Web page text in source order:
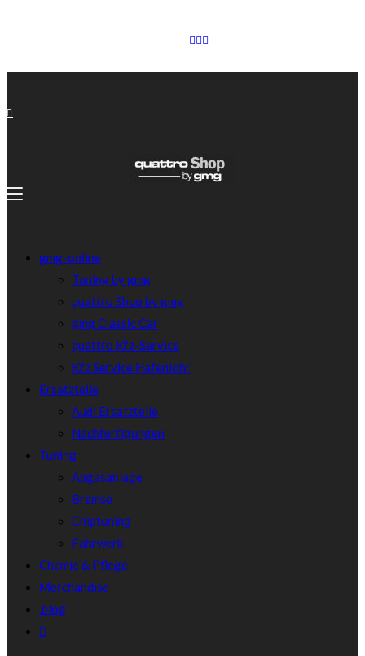
gmg-online
Tuning by gmg
quattro Shop by gmg
gmg Classic Car
quattro Kfz-Service
Kfz Service Hafenlohr
Ersatzteile
Audi Ersatzteile
Nachfertigungen
Tuning
Abgasanlage
Bremse
Chiptuning
Fahrwerk
Chemie & Pflege
Merchandise
.blog